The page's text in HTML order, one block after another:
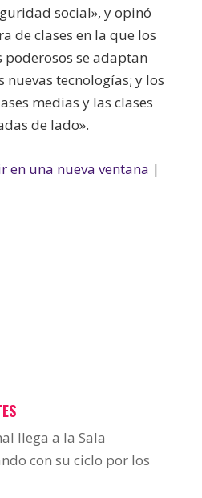
social», y opinó
de clases en la que los
poderosos se adaptan
nuevas tecnologías; y los
medias y las clases
de lado».
en una nueva ventana |
llega a la Sala
con su ciclo por los